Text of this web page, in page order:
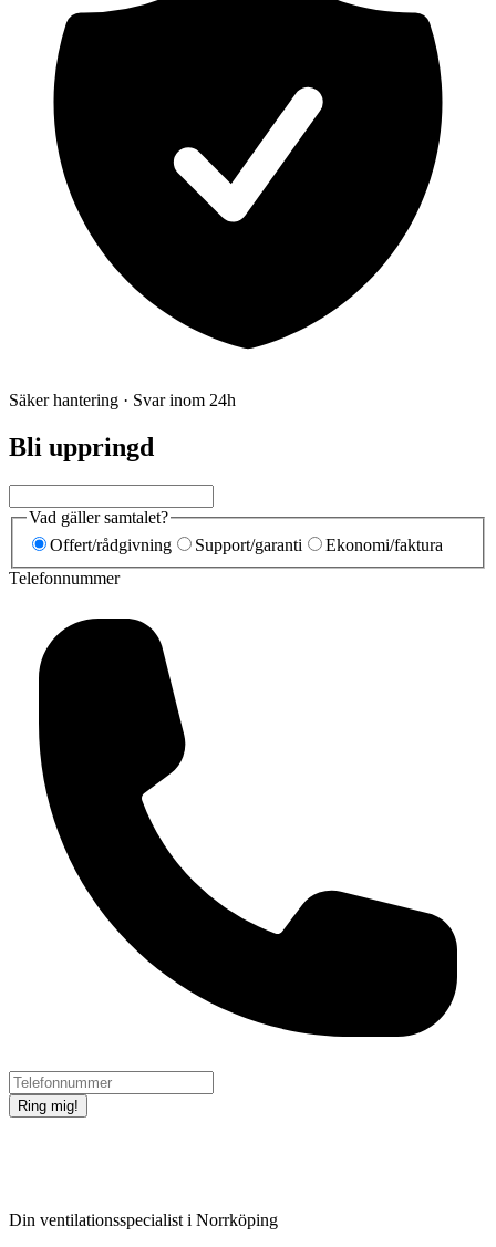
Säker hantering · Svar inom 24h
Bli uppringd
Vad gäller samtalet?
Offert/rådgivning
Support/garanti
Ekonomi/faktura
Telefonnummer
Ring mig!
Din ventilationsspecialist i Norrköping